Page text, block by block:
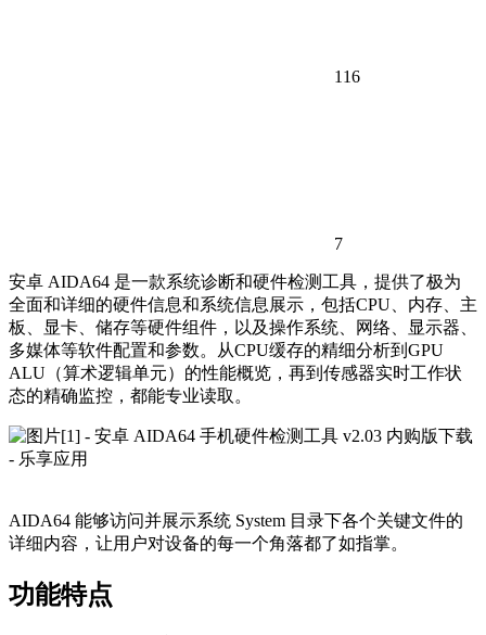
116
7
安卓 AIDA64 是一款系统诊断和硬件检测工具，提供了极为
全面和详细的硬件信息和系统信息展示，包括CPU、内存、主
板、显卡、储存等硬件组件，以及操作系统、网络、显示器、
多媒体等软件配置和参数。从CPU缓存的精细分析到GPU
ALU（算术逻辑单元）的性能概览，再到传感器实时工作状
态的精确监控，都能专业读取。
AIDA64 能够访问并展示系统 System 目录下各个关键文件的
详细内容，让用户对设备的每一个角落都了如指掌。
功能特点